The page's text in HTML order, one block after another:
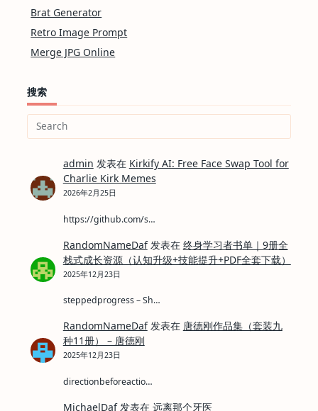
Brat Generator
Retro Image Prompt
Merge JPG Online
搜索
Search
admin 发表在 Kirkify AI: Free Face Swap Tool for
Charlie Kirk Memes
2026年2月25日
https://github.com/s…
RandomNameDaf发表在 终身学习者书单｜9册全
栈式成长资源（认知升级+技能提升+PDF全套下载）
2025年12月23日
steppedprogress – Sh…
RandomNameDaf发表在 唐德刚作品集（套装九
种11册） – 唐德刚
2025年12月23日
directionbeforeactio…
MichaelDaf发表在 远离那个牙医